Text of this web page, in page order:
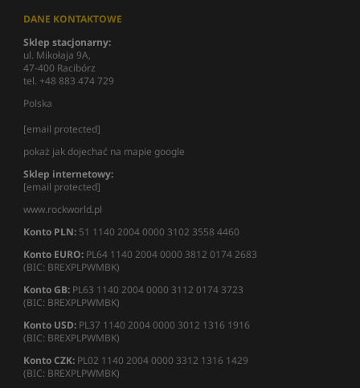
DANE KONTAKTOWE
Sklep stacjonarny:
ul. Mikołaja 9A,
47-400 Racibórz
tel. +48 883 474 729
Polska
[email protected]
pokaż jak dojechać na mapie google
Sklep internetowy:
[email protected]
www.rockworld.pl
Konto PLN: 51 1140 2004 0000 3102 3558 4460
Konto EURO: PL64 1140 2004 0000 3812 0174 2683
(BIC: BREXPLPWMBK)
Konto GB: PL63 1140 2004 0000 3112 0174 3723
(BIC: BREXPLPWMBK)
Konto USD: PL37 1140 2004 0000 3012 1316 1916
(BIC: BREXPLPWMBK)
Konto CZK: PL02 1140 2004 0000 3312 1316 1429
(BIC: BREXPLPWMBK)